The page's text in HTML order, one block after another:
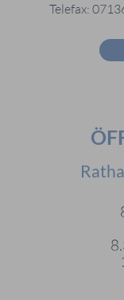
Telefax: